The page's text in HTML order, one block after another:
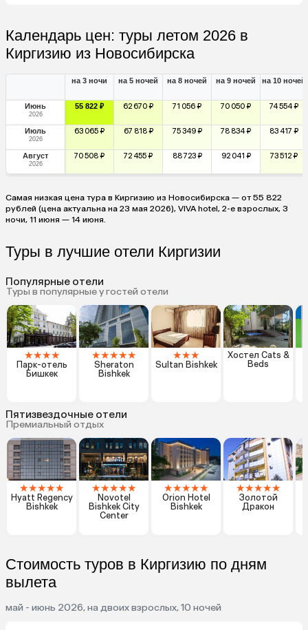
Календарь цен: туры летом 2026 в
Киргизию из Новосибирска
на 3 ночи на 5 ночей на 8 ночей на 9 ночей на 10 ночей
Июнь
2026
55 822 ₽ 62 670 ₽ 71 056 ₽ 70 050 ₽ 74 554 ₽
Июль
2026
63 065 ₽ 67 818 ₽ 75 349 ₽ 78 834 ₽ 83 417 ₽
Август
2026
70 508 ₽ 72 455 ₽ 88 723 ₽ 92 041 ₽ 73 512 ₽
Самая низкая цена тура в Киргизию из Новосибирска — от 55 822
рублей (цена актуальна на 23 мая 2026), VIVA hotel, 2-е взрослых, 3
ночи, 11 июня — 14 июня.
Туры в лучшие отели Киргизии
Популярные отели
Туры в популярные у гостей отели
★★★★
Парк-отель
Бишкек
★★★★★
Sheraton
Bishkek
★★★
Sultan Bishkek
Хостел Cats &
Beds
Пятизвездочные отели
Премиальный отдых
★★★★★
Hyatt Regency
Bishkek
★★★★★
Novotel
Bishkek City
Center
★★★★★
Orion Hotel
Bishkek
★★★★★
Золотой
Дракон
Стоимость туров в Киргизию по дням
вылета
май - июнь 2026, на двоих взрослых, 10 ночей